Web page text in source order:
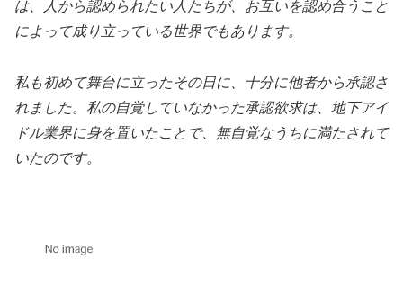
は、人から認められたい人たちが、お互いを認め合うこと
によって成り立っている世界でもあります。
私も初めて舞台に立ったその日に、十分に他者から承認さ
れました。私の自覚していなかった承認欲求は、地下アイ
ドル業界に身を置いたことで、無自覚なうちに満たされて
いたのです。